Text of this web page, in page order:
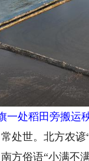
一处稻田旁搬运
世。北方农谚
方俗语“小满不